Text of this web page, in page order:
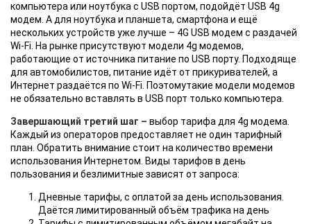
компьютера или ноутбука с USB портом, подойдёт USB 4g
модем. А для ноутбука и планшета, смартфона и ещё
нескольких устройств уже лучше – 4G USB модем с раздачей
Wi-Fi. На рынке присутствуют модели 4g модемов,
работающие от источника питание по USB порту. Подходяще
для автомобилистов, питание идёт от прикуривателей, а
Интернет раздаётся по Wi-Fi. Поэтомутакие модели модемов
не обязательно вставлять в USB порт только компьютера.
Завершающий третий шаг – выбор тарифа для 4g модема.
Каждый из операторов предоставляет не один тарифный
план. Обратить внимание стоит на количество времени
использования Интернетом. Виды тарифов в день
пользования и безлимитные зависят от запроса:
Дневные тарифы, с оплатой за день использования.
Даётся лимитированный объём трафика на день